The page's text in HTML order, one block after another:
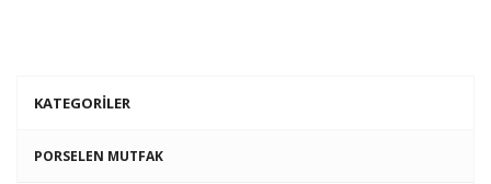
KATEGORİLER
PORSELEN MUTFAK